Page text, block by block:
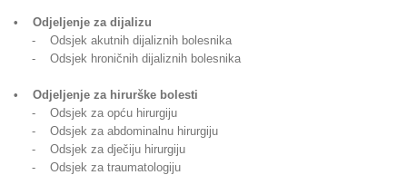
• Odjeljenje za dijalizu
- Odsjek akutnih dijaliznih bolesnika
- Odsjek hroničnih dijaliznih bolesnika
• Odjeljenje za hirurške bolesti
- Odsjek za opću hirurgiju
- Odsjek za abdominalnu hirurgiju
- Odsjek za dječiju hirurgiju
- Odsjek za traumatologiju